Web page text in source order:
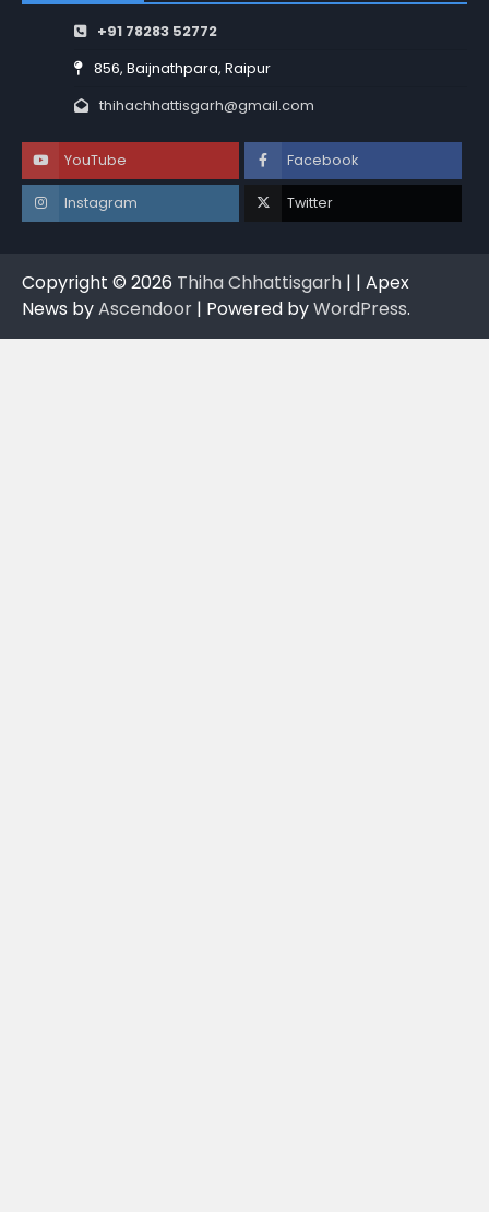
+91 78283 52772
856, Baijnathpara, Raipur
thihachhattisgarh@gmail.com
YouTube Facebook
Instagram Twitter
Copyright © 2026 Thiha Chhattisgarh | | Apex
News byAscendoor | Powered byWordPress.